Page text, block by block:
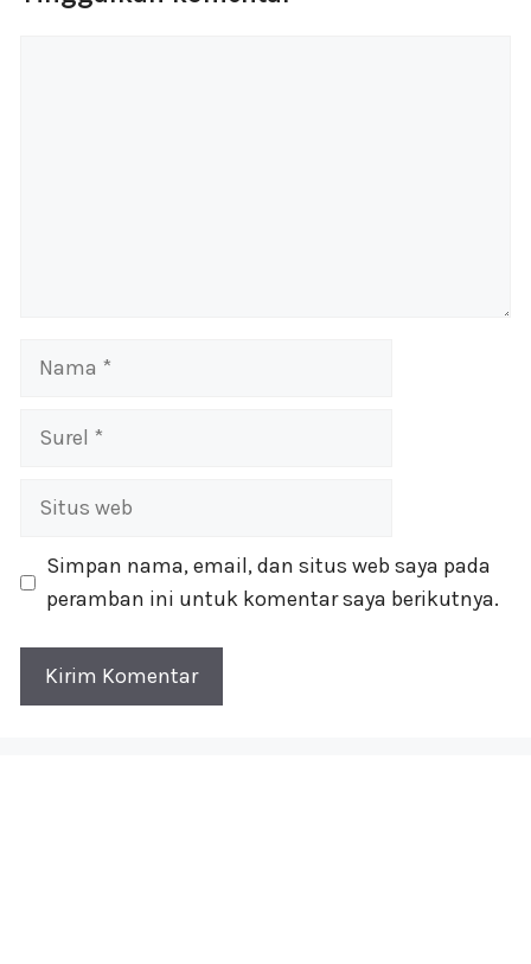
Nama
Surel
Situs
Simpan nama, email, dan situs web saya pada
peramban ini untuk komentar saya berikutnya.